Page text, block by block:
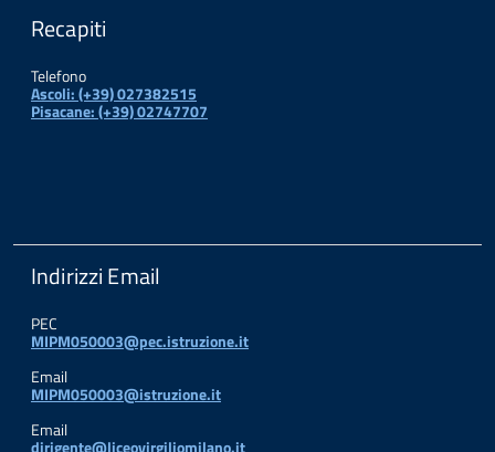
Recapiti
Telefono
Ascoli: (+39) 027382515
Pisacane: (+39) 02747707
Indirizzi Email
PEC
MIPM050003@pec.istruzione.it
Email
MIPM050003@istruzione.it
Email
dirigente@liceovirgiliomilano.it